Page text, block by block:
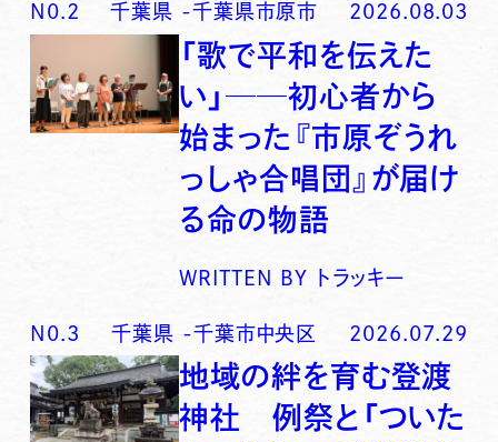
N0. 2 千葉県 -千葉県市原市 2026.08.03
「歌で平和を伝えた
い」──初心者から
始まった『市原ぞうれ
っしゃ合唱団』が届け
る命の物語
WRITTEN BY トラッキー
N0. 3 千葉県 -千葉市中央区 2026.07.29
地域の絆を育む登渡
神社 例祭と「ついた